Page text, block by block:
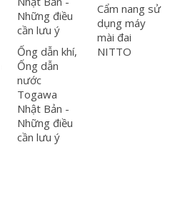
Ống dẫn khí,
Ống dẫn
nước
Togawa
Nhật Bản -
Những điều
cần lưu ý
Cẩm nang sử
dụng máy
mài đai
NITTO